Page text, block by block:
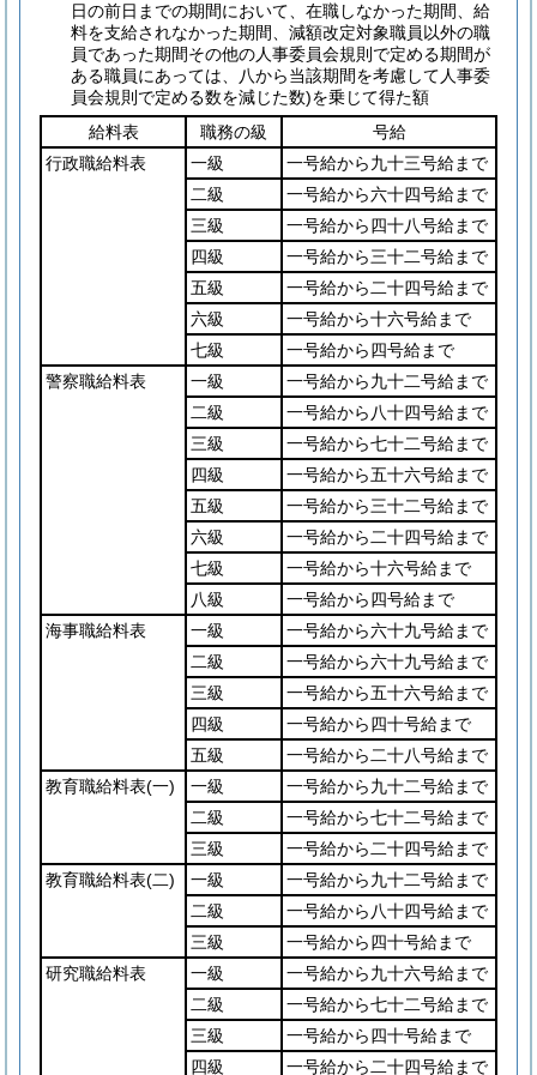
日の前日までの期間において、在職しなかった期間、給
料を支給されなかった期間、減額改定対象職員以外の職
員であった期間その他の人事委員会規則で定める期間が
ある職員にあっては、八から当該期間を考慮して人事委
員会規則で定める数を減じた数)を乗じて得た額
給料表
職務の級
号給
行政職給料表
一級
一号給から九十三号給まで
二級
一号給から六十四号給まで
三級
一号給から四十八号給まで
四級
一号給から三十二号給まで
五級
一号給から二十四号給まで
六級
一号給から十六号給まで
七級
一号給から四号給まで
警察職給料表
一級
一号給から九十二号給まで
二級
一号給から八十四号給まで
三級
一号給から七十二号給まで
四級
一号給から五十六号給まで
五級
一号給から三十二号給まで
六級
一号給から二十四号給まで
七級
一号給から十六号給まで
八級
一号給から四号給まで
海事職給料表
一級
一号給から六十九号給まで
二級
一号給から六十九号給まで
三級
一号給から五十六号給まで
四級
一号給から四十号給まで
五級
一号給から二十八号給まで
教育職給料表(一) 一級
一号給から九十二号給まで
二級
一号給から七十二号給まで
三級
一号給から二十四号給まで
教育職給料表(二) 一級
一号給から九十二号給まで
二級
一号給から八十四号給まで
三級
一号給から四十号給まで
研究職給料表
一級
一号給から九十六号給まで
二級
一号給から七十二号給まで
三級
一号給から四十号給まで
四級
一号給から二十四号給まで